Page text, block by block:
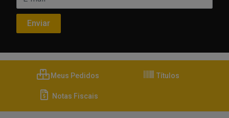
Meus Pedidos Títulos
Notas Fiscais